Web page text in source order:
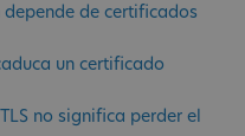
de certificados
un certificado
no significa perder el